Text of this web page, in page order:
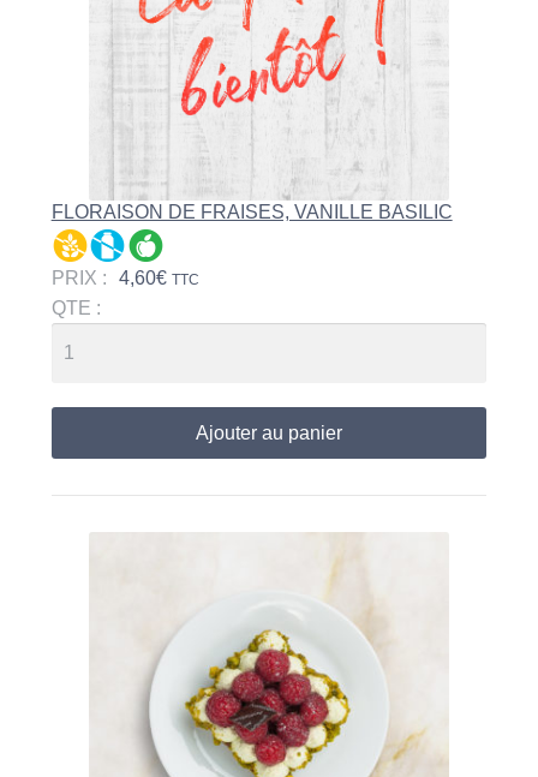
FLORAISON DE FRAISES, VANILLE BASILIC
PRIX : 4,60€ TTC
QTE :
Ajouter au panier